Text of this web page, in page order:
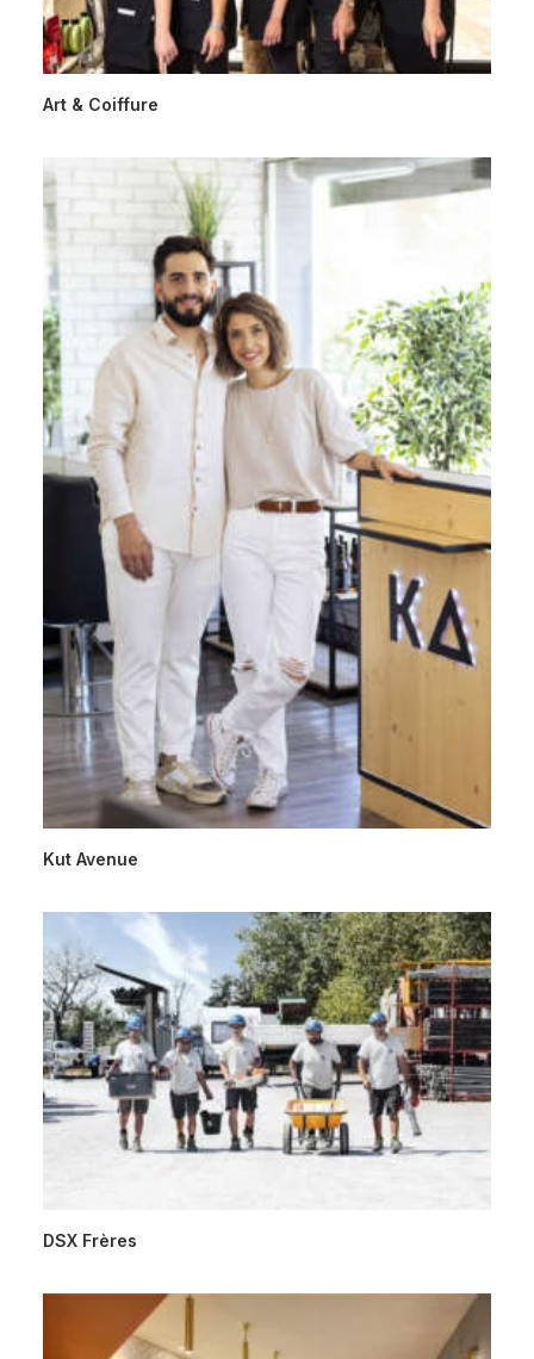
Art & Coiffure
Kut Avenue
DSX Frères